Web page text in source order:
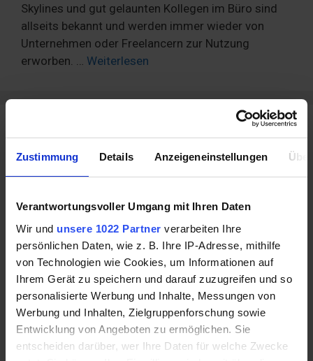
Zustimmung Details Anzeigeneinstellungen
Verantwortungsvoller Umgang mit Ihren Daten
Wir und unsere 1022 Partner verarbeiten Ihre
persönlichen Daten, wie z. B. Ihre IP-Adresse, mithilfe
von Technologien wie Cookies, um Informationen auf
Ihrem Gerät zu speichern und darauf zuzugreifen und so
personalisierte Werbung und Inhalte, Messungen von
Werbung und Inhalten, Zielgruppenforschung sowie
Entwicklung von Angeboten zu ermöglichen. Sie
entscheiden darüber, wer Ihre Daten für welche Zwecke
Skylines und gut gelaunten Kollegen im Büro sind
allseits bekannt und werden immer wieder von
Unternehmen oder Freelancern zur Nutzung
erworben. … Weiterlesen
Als Produkttester Geld verdienen